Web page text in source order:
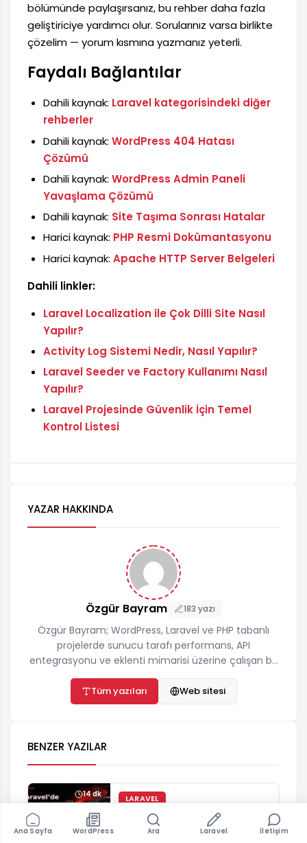
bölümünde paylaşırsanız, bu rehber daha fazla
geliştiriciye yardımcı olur. Sorularınız varsa birlikte
çözelim — yorum kısmına yazmanız yeterli.
Faydalı Bağlantılar
Dahili kaynak: Laravel kategorisindeki diğer
rehberler
Dahili kaynak: WordPress 404 Hatası
Çözümü
Dahili kaynak: WordPress Admin Paneli
Yavaşlama Çözümü
Dahili kaynak: Site Taşıma Sonrası Hatalar
Harici kaynak: PHP Resmi Dokümantasyonu
Harici kaynak: Apache HTTP Server Belgeleri
Dahili linkler:
Laravel Localization ile Çok Dilli Site Nasıl
Yapılır?
Activity Log Sistemi Nedir, Nasıl Yapılır?
Laravel Seeder ve Factory Kullanımı Nasıl
Yapılır?
Laravel Projesinde Güvenlik İçin Temel
Kontrol Listesi
YAZAR HAKKINDA
Özgür Bayram 183 yazı
Özgür Bayram; WordPress, Laravel ve PHP tabanlı
projelerde sunucu tarafı performans, API
entegrasyonu ve eklenti mimarisi üzerine çalışan bir
yazılımcıdır. ozgurbayram.com'da hosting,
önbellekleme, teknik SEO ve yapay zekâ API
entegrasyonları konularında gerçek proje
destek@ozgurbayram.com
Tüm yazıları Web sitesi
BENZER YAZILAR
14 dk LARAVEL
Laravel’de Rate Limiting:
throttle ve 429 Yönetimi
24 Temmuz 2026
Ana Sayfa WordPress Ara Laravel İletişim